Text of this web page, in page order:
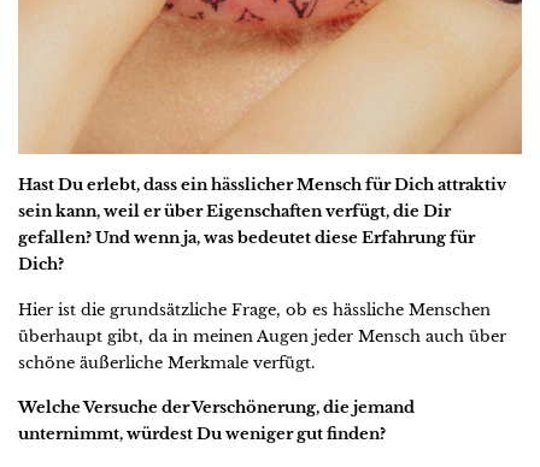
Hast Du erlebt, dass ein hässlicher Mensch für Dich attraktiv
sein kann, weil er über Eigenschaften verfügt, die Dir
gefallen? Und wenn ja, was bedeutet diese Erfahrung für
Dich?
Hier ist die grundsätzliche Frage, ob es hässliche Menschen
überhaupt gibt, da in meinen Augen jeder Mensch auch über
schöne äußerliche Merkmale verfügt.
Welche Versuche der Verschönerung, die jemand
unternimmt, würdest Du weniger gut finden?